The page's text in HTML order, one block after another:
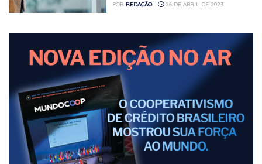
POR REDAÇÃO 26 DE ABRIL DE 2023